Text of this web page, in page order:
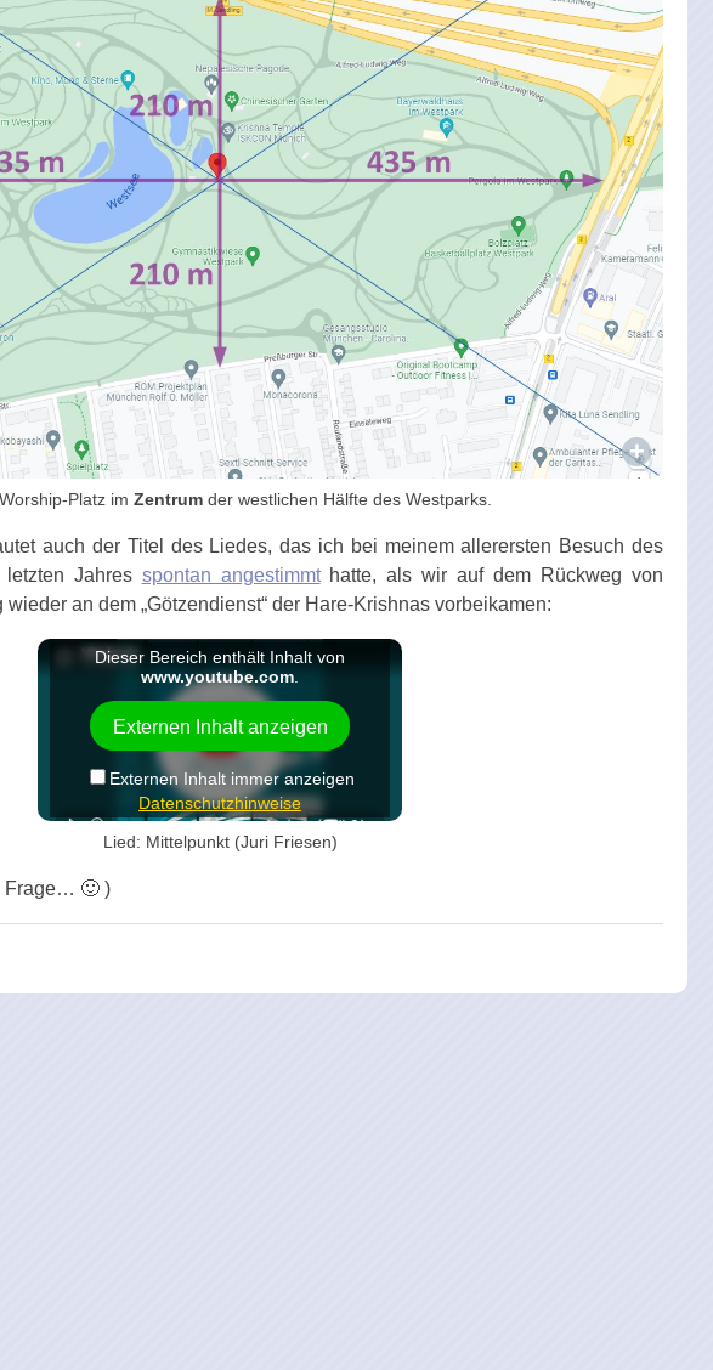
Platz im Zentrum der westlichen Hälfte des Westparks.
auch der Titel des Liedes, das ich bei meinem allerersten Besuch des
Jahres spontan angestimmthatte, als wir auf dem Rückweg von
an dem „Götzendienst“ der Hare-Krishnas vorbeikamen:
Lied: Mittelpunkt (Juri Friesen)
Frage… 🙂 )